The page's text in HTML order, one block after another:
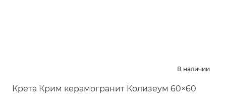
В наличии
Крета Крим керамогранит Колизеум 60×60